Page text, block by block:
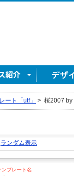
ート「utf」 > 桜2007 by
ランダム表示
ンプレート名